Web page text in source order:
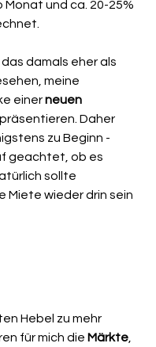
und ca. 20-25%
damals eher als
meine
einer neuen
Daher
zu Beginn -
geachtet, ob es
sollte
Miete wieder drin sein
Hebel zu mehr
für mich die Märkte